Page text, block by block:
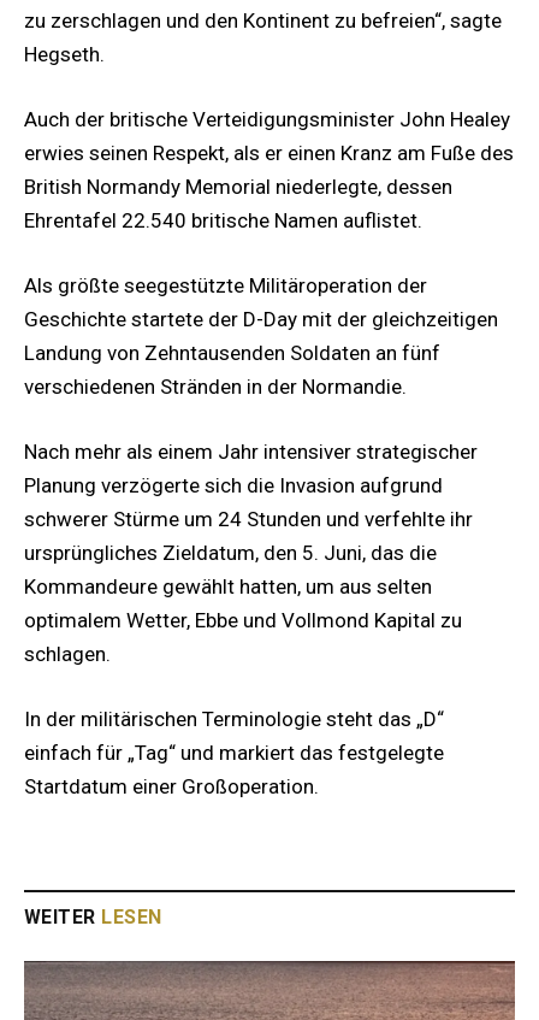
zu zerschlagen und den Kontinent zu befreien“, sagte
Hegseth.
Auch der britische Verteidigungsminister John Healey
erwies seinen Respekt, als er einen Kranz am Fuße des
British Normandy Memorial niederlegte, dessen
Ehrentafel 22.540 britische Namen auflistet.
Als größte seegestützte Militäroperation der
Geschichte startete der D-Day mit der gleichzeitigen
Landung von Zehntausenden Soldaten an fünf
verschiedenen Stränden in der Normandie.
Nach mehr als einem Jahr intensiver strategischer
Planung verzögerte sich die Invasion aufgrund
schwerer Stürme um 24 Stunden und verfehlte ihr
ursprüngliches Zieldatum, den 5. Juni, das die
Kommandeure gewählt hatten, um aus selten
optimalem Wetter, Ebbe und Vollmond Kapital zu
schlagen.
In der militärischen Terminologie steht das „D“
einfach für „Tag“ und markiert das festgelegte
Startdatum einer Großoperation.
WEITER LESEN